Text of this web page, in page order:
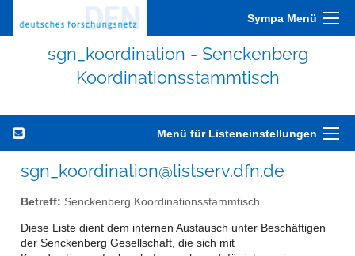
Sympa Menü
sgn_koordination - Senckenberg
Koordinationsstammtisch
Menü für Listeneinstellungen
sgn_koordination@listserv.dfn.de
Betreff: Senckenberg Koordinationsstammtisch
Diese Liste dient dem internen Austausch unter Beschäftigen
der Senckenberg Gesellschaft, die sich mit